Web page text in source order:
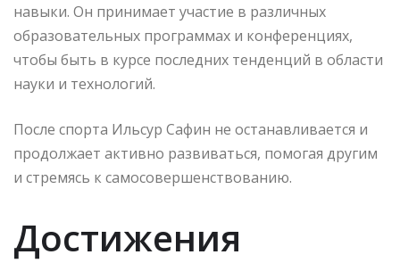
навыки. Он принимает участие в различных
образовательных программах и конференциях,
чтобы быть в курсе последних тенденций в области
науки и технологий.
После спорта Ильсур Сафин не останавливается и
продолжает активно развиваться, помогая другим
и стремясь к самосовершенствованию.
Достижения